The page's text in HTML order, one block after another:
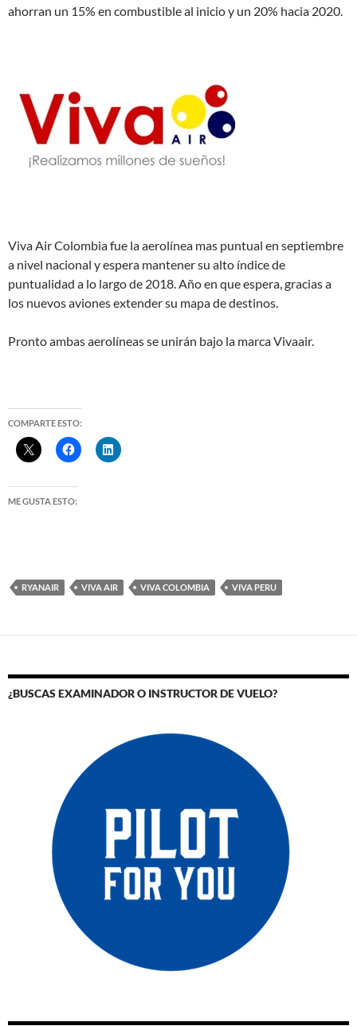
ahorran un 15% en combustible al inicio y un 20% hacia 2020.
Viva Air Colombia fue la aerolínea mas puntual en septiembre
a nivel nacional y espera mantener su alto índice de
puntualidad a lo largo de 2018. Año en que espera, gracias a
los nuevos aviones extender su mapa de destinos.
Pronto ambas aerolíneas se unirán bajo la marca Vivaair.
COMPARTE ESTO:
ME GUSTA ESTO:
RYANAIR VIVA AIR VIVA COLOMBIA VIVA PERU
¿BUSCAS EXAMINADOR O INSTRUCTOR DE VUELO?